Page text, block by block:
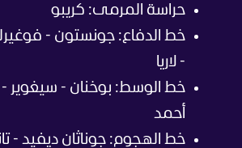
حراسة المرمى: كريبو
خط الدفاع: جونستون -
- لاريا
خط الوسط: بوخنان - سيغوير
أحمد
خط الهجوم: جوناثان ديفيد -